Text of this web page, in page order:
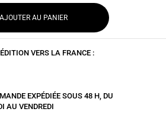
AJOUTER AU PANIER
VERS LA FRANCE :
EXPÉDIÉE SOUS 48 H, DU
AU VENDREDI